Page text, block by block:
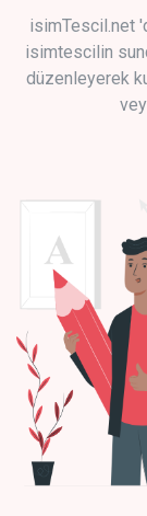
isimTescil.net
isimtescilin
düzenleyerek